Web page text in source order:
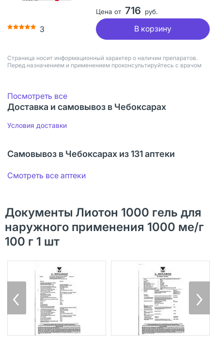
3
Цена от 716 руб.
В корзину
Страница носит информационный характер о наличии препаратов.
Перед назначением и применением проконсультируйтесь с врачом
Посмотреть все
Доставка и самовывоз в Чебоксарах
Условия доставки
Самовывоз в Чебоксарах из 131 аптеки
Смотреть все аптеки
Документы Лиотон 1000 гель для
наружного применения 1000 ме/г
100 г 1 шт